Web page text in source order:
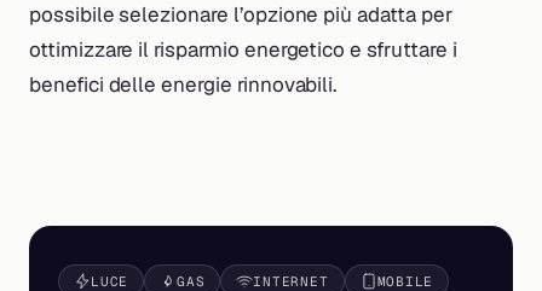
possibile selezionare l’opzione più adatta per
ottimizzare il risparmio energetico e sfruttare i
benefici delle energie rinnovabili.
LUCE GAS INTERNET MOBILE